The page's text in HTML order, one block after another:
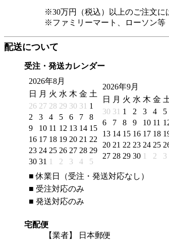
※30万円（税込）以上のご注文に
※ファミリーマート、ローソン等
配送について
受注・発送カレンダー
2026年8月
日
月 火 水 木 金 土
26 27 28 29 30 31 1
2
3 4 5 6 7
8
9
10 11 12 13 14 15
16 17 18 19 20 21 22
23 24 25 26 27 28 29
30 31 1 2 3 4 5
2026年9月
日
月 火 水 木 金
30 31 1 2 3 4
5
6
7 8 9 10 11
13 14 15 16 17 18
20 21 22 23 24 25
27 28 29 30 1 2 3
■ 休業日（受注・発送対応なし）
■ 受注対応のみ
■ 発送対応のみ
宅配便
【業者】 日本郵便